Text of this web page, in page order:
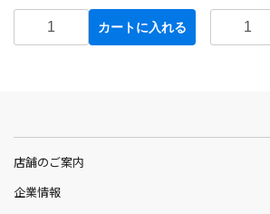
カートに入れる
店舗のご案内
企業情報